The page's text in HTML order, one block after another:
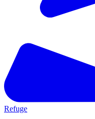
Refuge